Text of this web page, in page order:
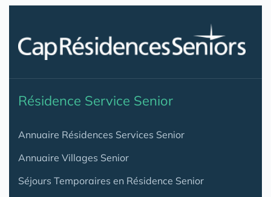
Résidence Service Senior
Annuaire Résidences Services Senior
Annuaire Villages Senior
Séjours Temporaires en Résidence Senior